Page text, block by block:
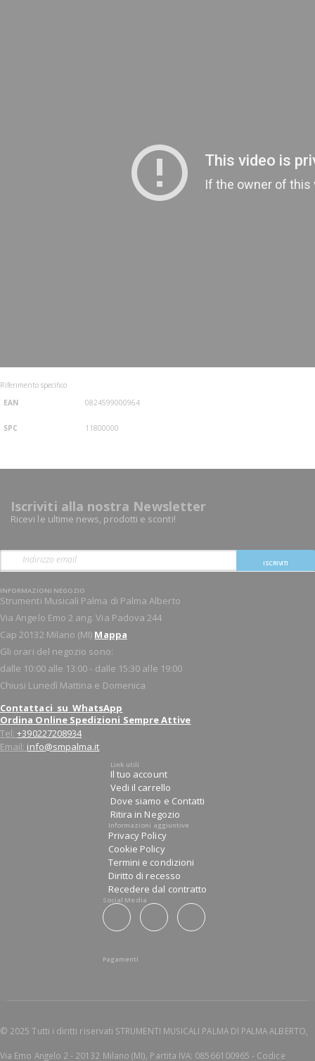
Riferimento specifico
EAN
0824599000964
SPC 11800000
Iscriviti alla nostra Newsletter
Ricevi le ultime news, prodotti e sconti!
ISCRIVITI
INFORMAZIONI NEGOZIO
Strumenti Musicali Palma di Palma Alberto
Via Angelo Emo 2 ang. Via Padova 244
Cap 20132 Milano (MI) Mappa
Gli orari del negozio sono:
dalle 10:00 alle 13:00 - dalle 15:30 alle 19:00
Chiusi Lunedì Mattina e Domenica
Contattaci su WhatsApp
Ordina Online Spedizioni Sempre Attive
Tel:+390227208934
Email: info@smpalma.it
Link utili
Il tuo account
Vedi il carrello
Dove siamo e Contatti
Ritira in Negozio
Informazioni aggiuntive
Privacy Policy
Cookie Policy
Termini e condizioni
Diritto di recesso
Recedere dal contratto
Social Media
Pagamenti
© 2025 Tutti i diritti riservati STRUMENTI MUSICALI PALMA DI PALMA ALBERTO,
Via Emo Angelo 2 - 20132 Milano (MI), Partita IVA: 08566100965 - Codice